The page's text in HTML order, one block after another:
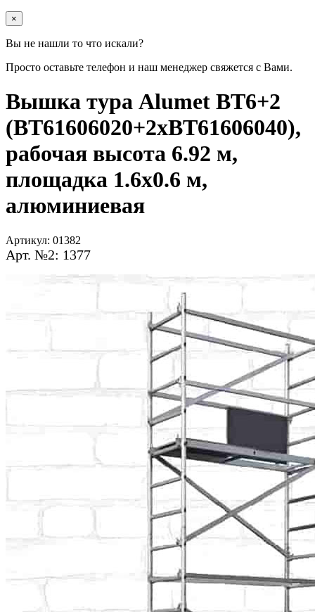
×
Вы не нашли то что искали?
Просто оставьте телефон и наш менеджер свяжется с Вами.
Вышка тура Alumet ВТ6+2
(ВТ61606020+2хВТ61606040),
рабочая высота 6.92 м,
площадка 1.6x0.6 м,
алюминиевая
Артикул: 01382
Арт. №2: 1377